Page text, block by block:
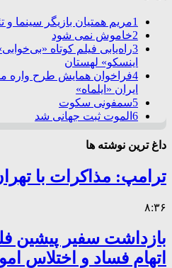
1مریم همتیان بازیگر سینما و
2خاموش نمی شود
3راه‌یابی فیلم کوتاه
اینسکو» لهستان
4فراخوان همایش طرح واره
ایران «ایلماه»
5سمفونی سکوت
6 الموت ثبت جهانی شد
داغ ترین نوشته ها
ترامپ: مذاکرات با
۸:۳۶
بازداشت سفیر پیشین
اتهام فساد و اختلاس